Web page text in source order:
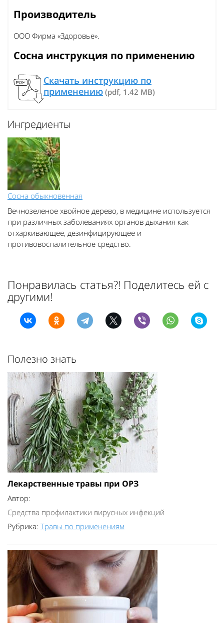
Производитель
ООО Фирма «Здоровье».
Сосна инструкция по применению
Скачать инструкцию по
применению (pdf, 1.42 MB)
Ингредиенты
Сосна обыкновенная
Вечнозеленое хвойное дерево, в медицине используется
при различных заболеваниях органов дыхания как
отхаркивающее, дезинфицирующее и
противовоспалительное средство.
Понравилась статья?! Поделитесь ей с
другими!
Полезно знать
Лекарственные травы при ОРЗ
Автор:
Средства профилактики вирусных инфекций
Рубрика: Травы по применениям